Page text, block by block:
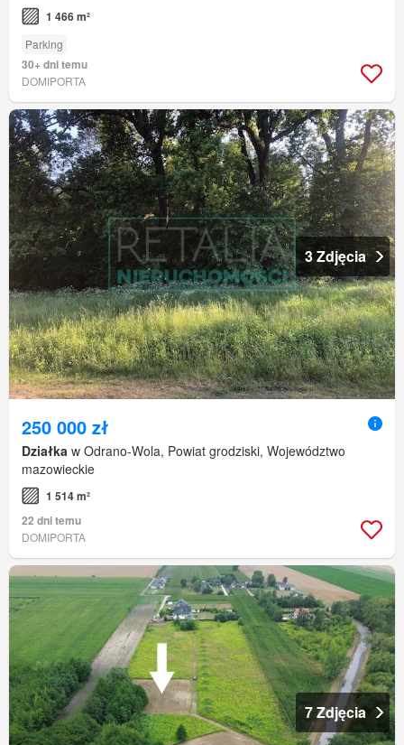
1 466 m²
Parking
30+ dni temu
DOMIPORTA
3 Zdjęcia
250 000 zł
Działka w Odrano-Wola, Powiat grodziski, Województwo
mazowieckie
1 514 m²
22 dni temu
DOMIPORTA
7 Zdjęcia